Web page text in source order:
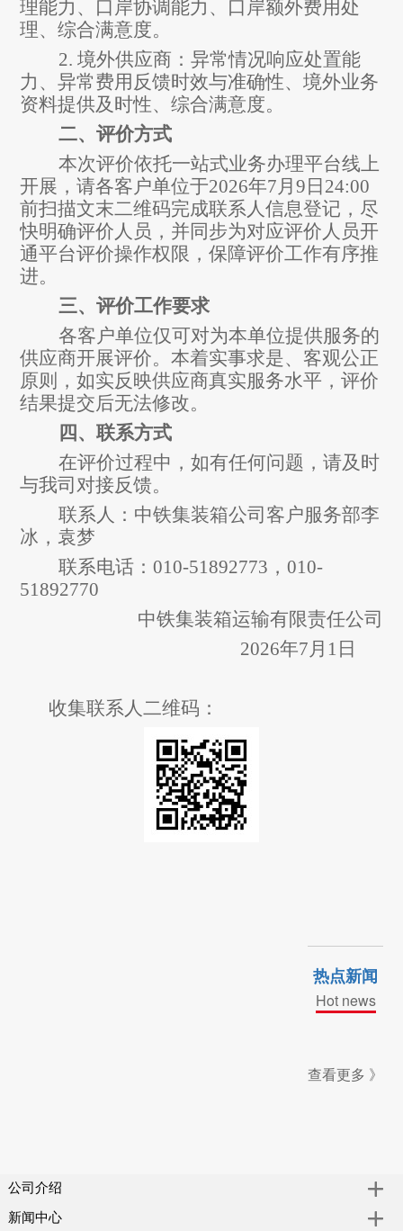
理能力、口岸协调能力、口岸额外费用处
理、综合满意度。
2. 境外供应商：异常情况响应处置能
力、异常费用反馈时效与准确性、境外业务
资料提供及时性、综合满意度。
二、评价方式
本次评价依托一站式业务办理平台线上
开展，请各客户单位于2026年7月 9 日 24:00
前扫描文末二维码完成联系人信息登记，尽
快明确评价人员，并同步为对应评价人员开
通平台评价操作权限，保障评价工作有序推
进。
三、评价工作要求
各客户单位仅可对为本单位提供服务的
供应商开展评价。本着实事求是、客观公正
原则，如实反映供应商真实服务水平 ， 评价
结果提交后无法修改。
四、联系方式
在评价过程中，如有任何问题，请及时
与我司对接反馈。
联系人： 中铁集装箱公司客户服务部李
冰 ， 袁梦
联系电话： 010-51892773 ， 010-
51892770
中铁集装箱运输有限责任公司
2026年7月 1 日
收集联系人二维码：
热点新闻
Hot news
查看更多 》
公司介绍
新闻中心